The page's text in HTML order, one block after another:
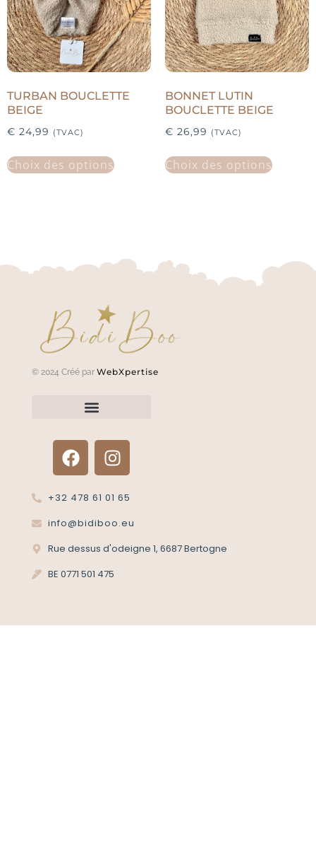
TURBAN BOUCLETTE
BEIGE
€ 24,99 (TVAC)
Choix des options
BONNET LUTIN
BOUCLETTE BEIGE
€ 26,99 (TVAC)
Choix des options
© 2024 Créé par WebXpertise
+32 478 61 01 65
info@bidiboo.eu
Rue dessus d'odeigne 1, 6687 Bertogne
BE 0771 501 475